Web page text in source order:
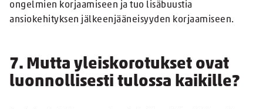
ongelmien korjaamiseen ja tuo lisäbuustia
ansiokehityksen jälkeenjääneisyyden korjaamiseen.
7. Mutta yleiskorotukset ovat
luonnollisesti tulossa kaikille?